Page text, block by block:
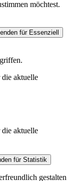
gestalten
Aus diesem